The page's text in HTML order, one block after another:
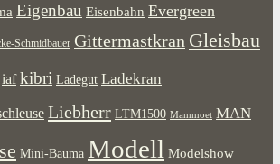
Eigenbau Eisenbahn Evergreen
Schmidbauer Gittermastkran Gleisbau
iaf kibri Ladegut Ladekran
Liebherr LTM1500 Mammoet MAN
Mini-Bauma Modell Modelshow